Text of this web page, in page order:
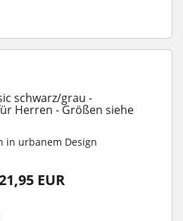
schwarz/grau -
Herren - Größen siehe
in urbanem Design
EUR